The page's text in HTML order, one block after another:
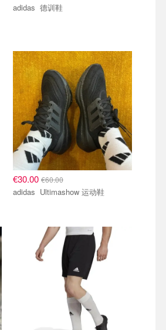
adidas 德训鞋
€30.00 €60.00
adidas Ultimashow 运动鞋